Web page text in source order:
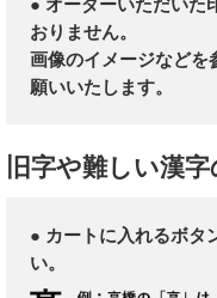
● オーダーいただいた
おりません。
画像のイメージなどを
願いいたします。
旧字や難しい漢
● カートに入れるボタ
い。